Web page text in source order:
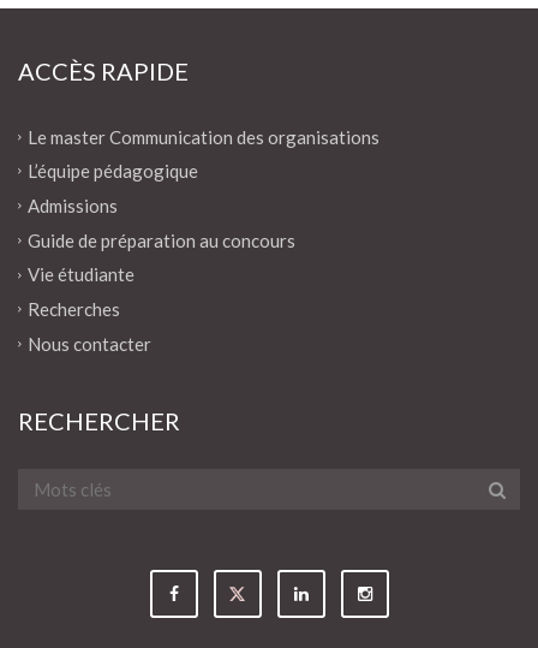
ACCÈS RAPIDE
Le master Communication des organisations
L’équipe pédagogique
Admissions
Guide de préparation au concours
Vie étudiante
Recherches
Nous contacter
RECHERCHER